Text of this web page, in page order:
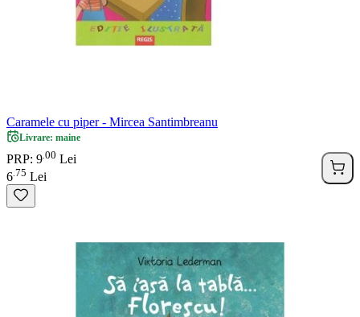
Caramele cu piper - Mircea Santimbreanu
Livrare: maine
PRP: 9 00 Lei
6 75 Lei